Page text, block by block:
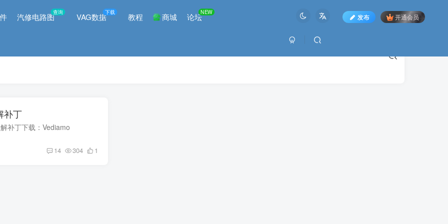
汽修电路图查询 VAG数据下载 教程 商城 论坛NEW
发布 开通会员
补丁
补丁下载：Vediamo
14 304 1